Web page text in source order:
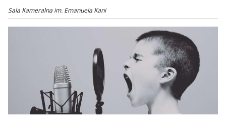
Sala Kameralna im. Emanuela Kani